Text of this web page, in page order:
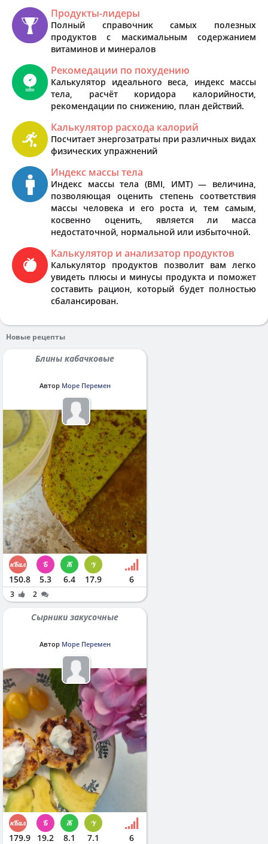
Продукты-лидеры
Полный справочник самых полезных
продуктов с маскимальным содержанием
витаминов и минералов
Рекомедации по похудению
Калькулятор идеального веса, индекс массы
тела, расчёт коридора калорийности,
рекомендации по снижению, план действий.
Калькулятор расхода калорий
Посчитает энергозатраты при различных видах
физических упражнений
Индекс массы тела
Индекс массы тела (BMI, ИМТ) — величина,
позволяющая оценить степень соответствия
массы человека и его роста и, тем самым,
косвенно оценить, является ли масса
недостаточной, нормальной или избыточной.
Калькулятор и анализатор продуктов
Калькулятор продуктов позволит вам легко
увидеть плюсы и минусы продукта и поможет
составить рацион, который будет полностью
сбалансирован.
Новые рецепты
Блины кабачковые
Автор Море Перемен
150.8 5.3 6.4 17.9 6
3 2
Сырники закусочные
Автор Море Перемен
179.9 19.2 8.1 7.1 6